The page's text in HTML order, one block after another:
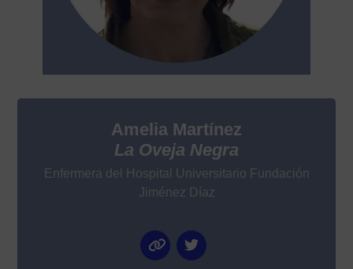
Amelia Martínez
La Oveja Negra
Enfermera del Hospital Universitario Fundación
Jiménez Díaz